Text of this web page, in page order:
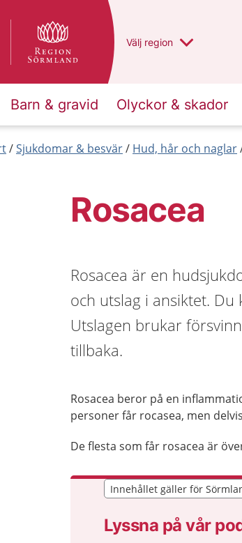
1177 Du har valt region
Välj en annan
region
Barn & gravid Olyckor & skador
Sjukdomar & besvär Hud, hår och naglar
Rosacea
Rosacea är en
och utslag i ansiktet. Du
Utslagen brukar
tillbaka.
Rosacea beror på en
personer får rocasea, men
De flesta som får rosacea är
Innehållet gäller för
Innehållet gäller för
Lyssna på vår